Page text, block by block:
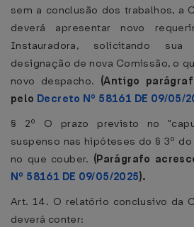
sem a conclusão dos trabalhos, a
deverá apresentar novo
Instauradora, solicitando
designação de nova Comissão, o
novo despacho. (Antigo
pelo Decreto Nº 58161 DE 09/05/
§ 2º O prazo previsto no
suspenso nas hipóteses do § 3º
no que couber. (Parágrafo
Nº 58161 DE 09/05/2025).
Art. 14. O relatório conclusivo da
deverá conter: